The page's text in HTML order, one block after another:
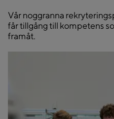
Vår noggranna
får tillgång till kompetens
framåt.